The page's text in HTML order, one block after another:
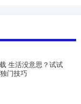
生活没意思？试试
门技巧